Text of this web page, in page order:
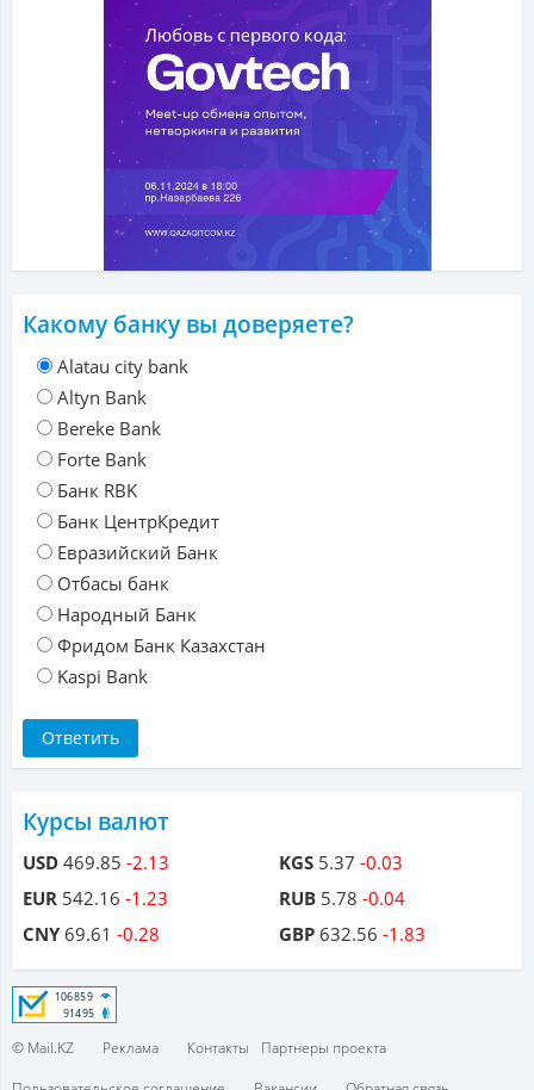
Какому банку вы доверяете?
Alatau city bank
Altyn Bank
Bereke Bank
Forte Bank
Банк RBK
Банк ЦентрКредит
Евразийский Банк
Отбасы банк
Народный Банк
Фридом Банк Казахстан
Kaspi Bank
Курсы валют
USD 469.85 -2.13
EUR 542.16 -1.23
CNY69.61 -0.28
KGS 5.37 -0.03
RUB 5.78 -0.04
GBP 632.56 -1.83
© Mail.KZ Реклама Контакты
Партнеры проекта